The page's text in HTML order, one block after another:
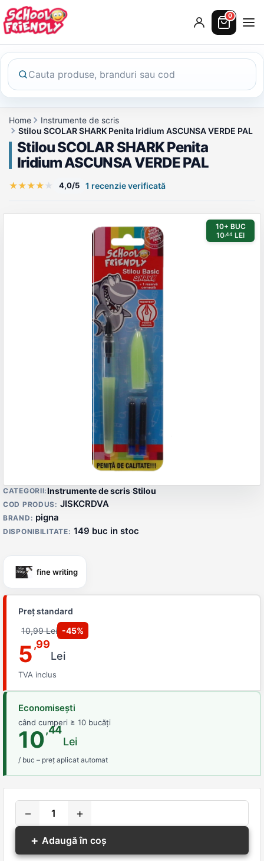
0
Home
Instrumente de scris
Stilou SCOLAR SHARK Penita Iridium ASCUNSA VERDE PAL
Stilou SCOLAR SHARK Penita
Iridium ASCUNSA VERDE PAL
★★★★ ★ 4,0/5 1 recenzie verificată
Galerie produs
10+ BUC
10,44 LEI
Detalii produs
CATEGORII:Instrumente de scris·Stilou
COD PRODUS: JISKCRDVA
BRAND: pigna
DISPONIBILITATE: 149 buc in stoc
fine writing
Preț standard
10,99 Lei -45%
5,99
Lei
TVA inclus
Economisești
când cumperi ≥ 10 bucăți
10,44
Lei
/ buc – preț aplicat automat
−
+
+ Adaugă în coș